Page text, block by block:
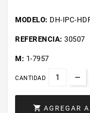
MODELO: DH-IPC-
REFERENCIA: 30507
M: 1-7957
CANTIDAD
 AGREGAR